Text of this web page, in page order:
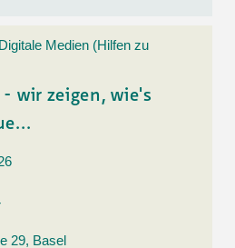
Medien (Hilfen zu
wir zeigen, wie's
29, Basel